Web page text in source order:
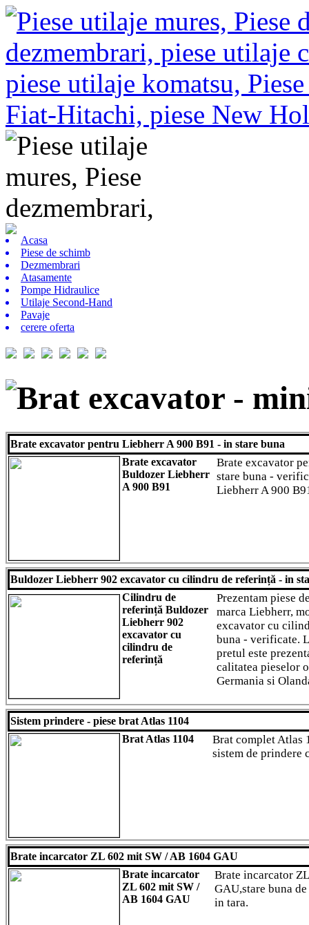
Acasa
Piese de schimb
Dezmembrari
Atasamente
Pompe Hidraulice
Utilaje Second-Hand
Pavaje
cerere oferta
Brat excavator -
Brate excavator pentru Liebherr A 900 B91 - in stare buna
Brate excavator
Buldozer Liebherr
A 900 B91
Brate excavator
stare buna -
Liebherr A 900
Buldozer Liebherr 902 excavator cu cilindru de referință - in
Cilindru de
referință Buldozer
Liebherr 902
excavator cu
cilindru de
referință
Prezentam piese
marca Liebherr,
excavator cu
buna - verificate.
pretul este
calitatea pieselor
Germania si
Sistem prindere - piese brat Atlas 1104
Brat Atlas 1104
Brat complet Atlas
sistem de prindere
Brate incarcator ZL 602 mit SW / AB 1604 GAU
Brate incarcator
ZL 602 mit SW /
AB 1604 GAU
Brate incarcator
GAU,stare buna
in tara.